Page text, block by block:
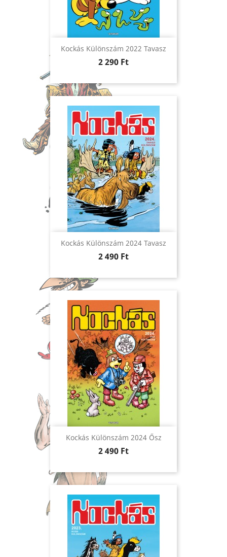
Kockás Különszám 2022 Tavasz
Ár
2 290 Ft
Kockás Különszám 2024 Tavasz
Ár
2 490 Ft
Kockás Különszám 2024 Ősz
Ár
2 490 Ft